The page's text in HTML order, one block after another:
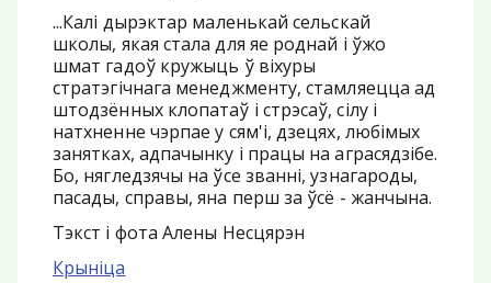
...Калі дырэктар маленькай сельскай
школы, якая стала для яе роднай і ўжо
шмат гадоў кружыць ў віхуры
стратэгічнага менеджменту, стамляецца ад
штодзённых клопатаў і стрэсаў, сілу і
натхненне чэрпае у сям'і, дзецях, любімых
занятках, адпачынку і працы на аграсядзібе.
Бо, нягледзячы на ​​ўсе званні, узнагароды,
пасады, справы, яна перш за ўсё - жанчына.
Тэкст і фота Алены Несцярэн
Крыніца